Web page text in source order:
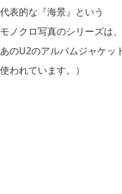
代表的な『海景』という
モノクロ写真のシリーズは、
あのU2のアルバムジャケッ
使われています。）